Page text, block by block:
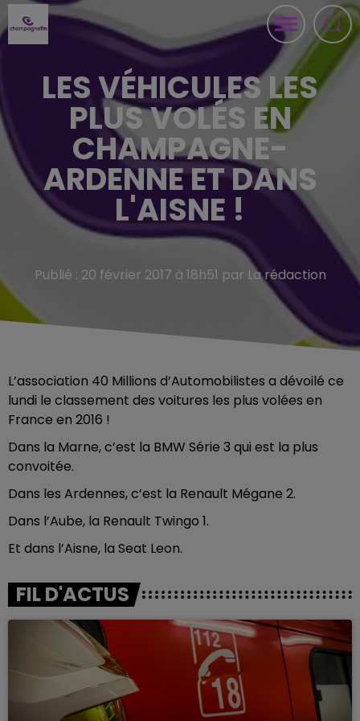
LES VÉHICULES LES
PLUS VOLÉS EN
CHAMPAGNE-
ARDENNE ET DANS
L'AISNE !
Publié : 20 février 2017 à 18h51 par La rédaction
L’association 40 Millions d’Automobilistes a dévoilé ce
lundi le classement des voitures les plus volées en
France en 2016 !
Dans la Marne, c’est la BMW Série 3 qui est la plus
convoitée.
Dans les Ardennes, c’est la Renault Mégane 2.
Dans l’Aube, la Renault Twingo 1.
Et dans l’Aisne, la Seat Leon.
FIL D'ACTUS